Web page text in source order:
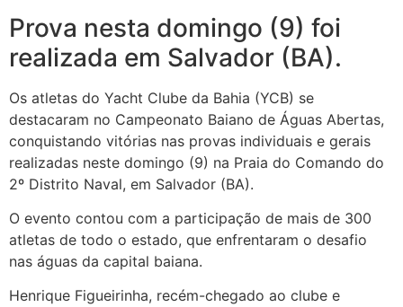
Prova nesta domingo (9) foi
realizada em Salvador (BA).
Os atletas do Yacht Clube da Bahia (YCB) se
destacaram no Campeonato Baiano de Águas Abertas,
conquistando vitórias nas provas individuais e gerais
realizadas neste domingo (9) na Praia do Comando do
2º Distrito Naval, em Salvador (BA).
O evento contou com a participação de mais de 300
atletas de todo o estado, que enfrentaram o desafio
nas águas da capital baiana.
Henrique Figueirinha, recém-chegado ao clube e